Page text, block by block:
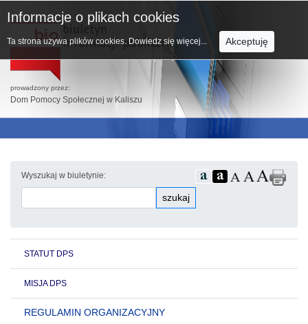
prowadzony przez:
Dom Pomocy Społecznej w Kaliszu
Wyszukaj w biuletynie:
szukaj
STATUT DPS
MISJA DPS
REGULAMIN ORGANIZACYJNY
Informacje o plikach cookies
Ta strona używa plików cookies. Dowiedz się więcej... Akceptuję